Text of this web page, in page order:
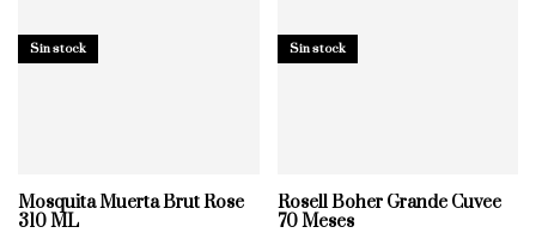
Sin stock
Mosquita Muerta Brut Rose
310 ML
Sin stock
Rosell Boher Grande Cuvee
70 Meses